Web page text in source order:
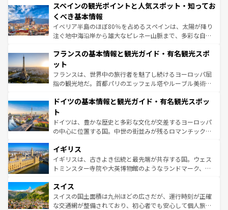
ろん、トスカーナの美しい田園風景やアマルフィ海岸の絶
景など、自然景観も見逃せない。観光の合間には、本場の
ピザやパスタなど、絶品のイタリア料理を堪能することも
できる。朝目覚めてから夜眠るまで、すべての瞬間を楽し
なお、新着のイタリア情報はコンテンツ一覧を参照してほ
しい。
スペインの観光ポイントと人気スポット・知ってお
くべき基本情報
イベリア半島のほぼ80％を占めるスペインは、太陽が降り
注ぐ地中海沿岸から雄大なピレネー山脈まで、多彩な自然
文化が根付くこの国では、情熱的なフラメンコ、熱気あふ
れる闘牛、そして美味しいタパスが生活の一部となってい
る。首都マドリードの洗練された雰囲気や、バルセロナの
アートに溢れた街角から、地方では古代ローマ遺跡や中世
せる。地方によって風土や気候が異なるスペインはその個
ンテンツ一覧 を参照してほしい。
フランスの基本情報と観光ガイド・有名観光スポ
ット
フランスは、世界中の旅行者を魅了し続けるヨーロッパ屈
指の観光地だ。首都パリのエッフェル塔やルーブル美術館
で、幅広い魅力が詰まっている。華麗な宮殿、歴史的な大
聖堂、美しいビーチ、そして豊かな自然が、訪れる者を心
から魅了する。また、フランスは美食の国としても知ら
れ、フランス料理はユネスコ無形文化遺産にも登録されて
香り高いラベンダー畑など、多彩な楽しみ方が可能だ。さ
らに、パリ以外の地域にも魅力が溢れており、どの街角に
も豊かな歴史と文化が息づいている。パリ以外の個性あふ
を参照してほしい。
ドイツの基本情報と観光ガイド・有名観光スポッ
ト
ドイツは、豊かな歴史と多彩な文化が交差するヨーロッパ
の中心に位置する国。中世の街並みが残るロマンチック街
顔を持つこの国は、どこを歩いても飽きることがない。ベ
ルリンの文化的活気、バイエルン州のアルプスの絶景、そ
してライン川沿いのワイン畑といった風景は必見。ビール
は、お酒好きな人にはぜひ体験してほしい。 なお、新着の
ドイツ情報はコンテンツ一覧を参照してほしい。
イギリス
イギリスは、古きよき伝統と最先端が共存する国。ウェス
トミンスター寺院や大英博物館のようなランドマーク、歴
リアごとに異なる魅力がある。また、優雅なアフタヌーン
ティー、ビール好きにはたまらない英国パブ、サッカー観
戦など、本場だからこそできる体験も豊富。イギリスを旅
スイス
スイスの国土面積は九州ほどの広さだが、運行時刻が正確
な交通網が整備されており、初心者でも安心して個人旅行